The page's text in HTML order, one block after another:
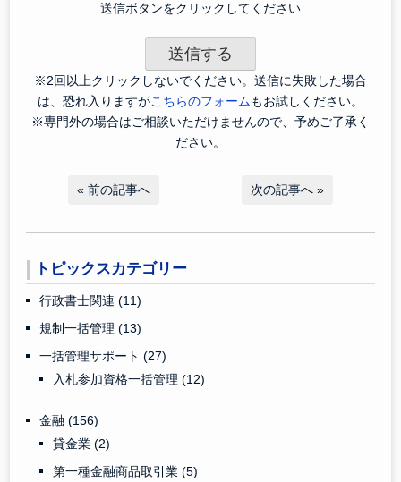
送信ボタンをクリックしてください
※2回以上クリックしないでください。送信に失敗した場合
は、恐れ入りますがこちらのフォームもお試しください。
※専門外の場合はご相談いただけませんので、予めご了承く
ださい。
« 前の記事へ 次の記事へ »
トピックスカテゴリー
行政書士関連(11)
規制一括管理(13)
一括管理サポート(27)
入札参加資格一括管理(12)
金融(156)
貸金業(2)
第一種金融商品取引業(5)